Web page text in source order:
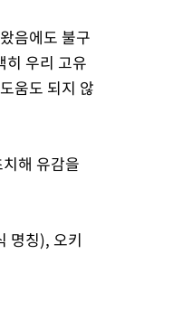
음에도 불구
우리 고유
움도 되지 않
해 유감을
명칭), 오키